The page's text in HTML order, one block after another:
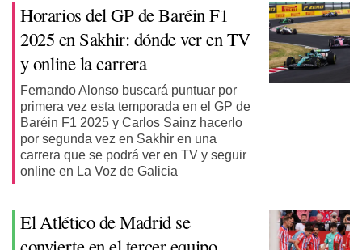
Horarios del GP de Baréin F1
2025 en Sakhir: dónde ver en TV
y online la carrera
Fernando Alonso buscará puntuar por
primera vez esta temporada en el GP de
Baréin F1 2025 y Carlos Sainz hacerlo
por segunda vez en Sakhir en una
carrera que se podrá ver en TV y seguir
online en La Voz de Galicia
El Atlético de Madrid se